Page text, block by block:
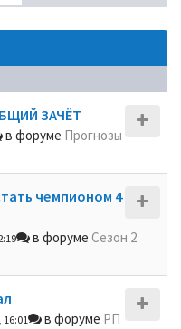
ЗАЧЁТ
в форуме Прогнозы
чемпионом 4
в форуме Сезон 2
в форуме РП